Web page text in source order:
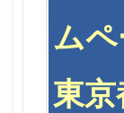
ムペ
東